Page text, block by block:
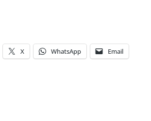
X WhatsApp Email